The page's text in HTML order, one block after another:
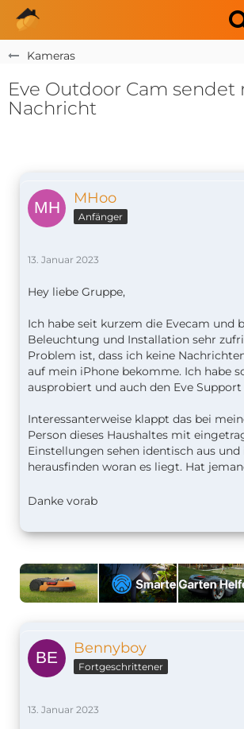
Kameras
Eve Outdoor Cam sendet
Nachricht
MHoo
Anfänger
13. Januar 2023
Hey liebe Gruppe,
Ich habe seit kurzem die Evecam und
Beleuchtung und Installation sehr
Problem ist, dass ich keine
auf mein iPhone bekomme. Ich habe
ausprobiert und auch den Eve
Interessanterweise klappt das bei
Person dieses Haushaltes mit
Einstellungen sehen identisch aus und
herausfinden woran es liegt. Hat
Danke vorab
Bennyboy
Fortgeschrittener
13. Januar 2023